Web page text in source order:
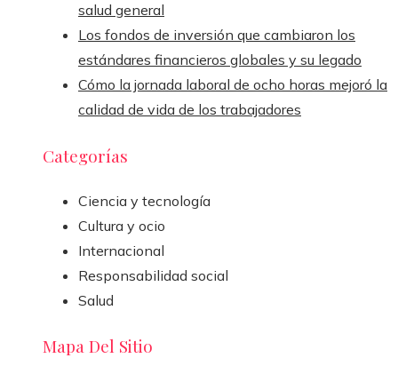
salud general
Los fondos de inversión que cambiaron los
estándares financieros globales y su legado
Cómo la jornada laboral de ocho horas mejoró la
calidad de vida de los trabajadores
Categorías
Ciencia y tecnología
Cultura y ocio
Internacional
Responsabilidad social
Salud
Mapa Del Sitio